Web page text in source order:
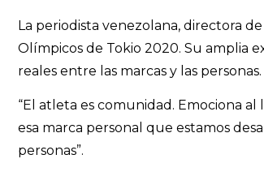
La periodista venezolana, directora
Olímpicos de Tokio 2020. Su amplia
reales entre las marcas y las personas.
“El atleta es comunidad. Emociona
esa marca personal que estamos
personas”.